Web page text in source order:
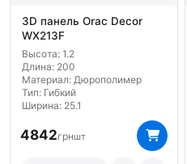
3D панель Orac Decor
WX213F
Высота: 1.2
Длина: 200
Материал: Дюрополимер
Тип: Гибкий
Ширина: 25.1
4842грншт